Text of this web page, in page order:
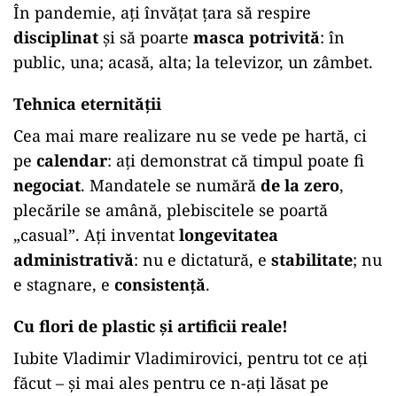
În pandemie, ați învățat țara să respire
disciplinat și să poarte masca potrivită: în
public, una; acasă, alta; la televizor, un zâmbet.
Tehnica eternității
Cea mai mare realizare nu se vede pe hartă, ci
pe calendar: ați demonstrat că timpul poate fi
negociat. Mandatele se numără de la zero,
plecările se amână, plebiscitele se poartă
„casual”. Ați inventat longevitatea
administrativă: nu e dictatură, e stabilitate; nu
e stagnare, e consistență.
Cu flori de plastic și artificii reale!
Iubite Vladimir Vladimirovici, pentru tot ce ați
făcut – și mai ales pentru ce n-ați lăsat pe